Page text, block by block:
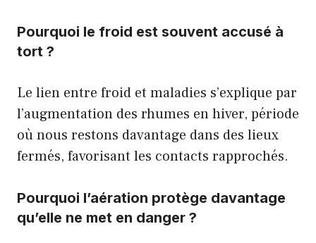
Pourquoi le froid est souvent accusé à
tort ?
Le lien entre froid et maladies s’explique par
l’augmentation des rhumes en hiver, période
où nous restons davantage dans des lieux
fermés, favorisant les contacts rapprochés.
Pourquoi l’aération protège davantage
qu’elle ne met en danger ?